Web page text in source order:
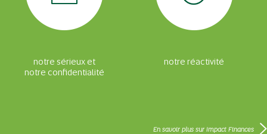
notre sérieux et
notre confidentialité
notre réactivité
En savoir plus sur Impact Finances